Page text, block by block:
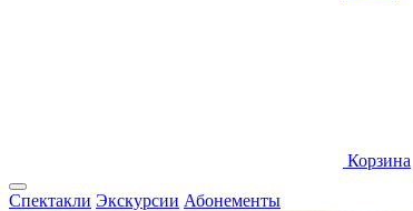
Корзина
Спектакли Экскурсии Абонементы